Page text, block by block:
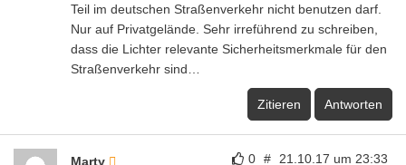
Teil im deutschen Straßenverkehr nicht benutzen darf.
Nur auf Privatgelände. Sehr irreführend zu schreiben,
dass die Lichter relevante Sicherheitsmerkmale für den
Straßenverkehr sind…
Zitieren Antworten
0 # 21.10.17 um 23:33
Marty